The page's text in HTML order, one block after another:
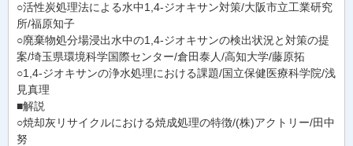
○活性炭処理法による水中1,4-ジオキサン対策/大阪市立工業研究
所/福原知子
○廃棄物処分場浸出水中の1,4-ジオキサンの検出状況と対策の提
案/埼玉県環境科学国際センター/倉田泰人/高知大学/藤原拓
○1,4-ジオキサンの浄水処理における課題/国立保健医療科学院/浅
見真理
■解説
○焼却灰リサイクルにおける焼成処理の特徴/(株)アクトリー/田中
努